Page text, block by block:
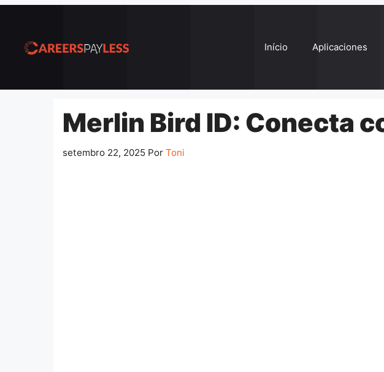
conteúdo
Início Aplicaciones
Merlin Bird ID: Conecta
setembro 22, 2025 Por Toni